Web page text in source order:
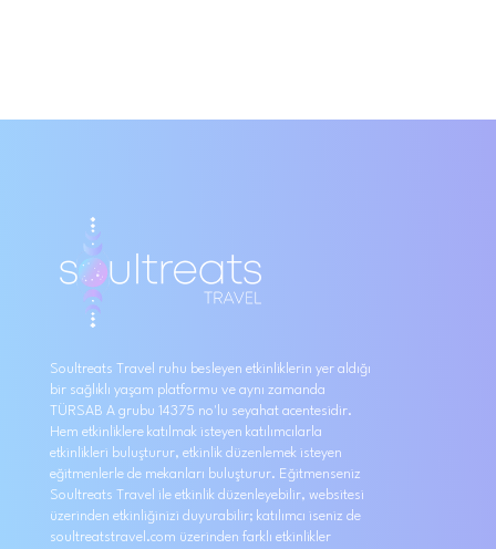
Soultreats Travel ruhu besleyen etkinliklerin yer aldığı
bir sağlıklı yaşam platformu ve aynı zamanda
TÜRSAB A grubu 14375 no'lu seyahat acentesidir.
Hem etkinliklere katılmak isteyen katılımcılarla
etkinlikleri buluşturur, etkinlik düzenlemek isteyen
eğitmenlerle de mekanları buluşturur. Eğitmenseniz
Soultreats Travel ile etkinlik düzenleyebilir, websitesi
üzerinden etkinliğinizi duyurabilir; katılımcı iseniz de
soultreatstravel.com üzerinden farklı etkinlikler